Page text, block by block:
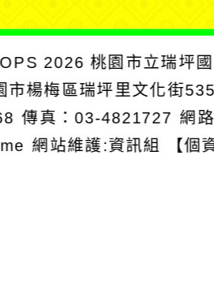
2026桃園市立瑞坪
市楊梅區瑞坪里文化街
傳真：03-4821727 網
網站維護:資訊組 【個